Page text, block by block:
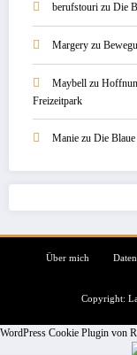
berufstouri zu Die
Margery zu
Maybell zu
Freizeitpark
Manie zu Die Blaue
Über mich
Copyright:
WordPress Cookie Plugin von